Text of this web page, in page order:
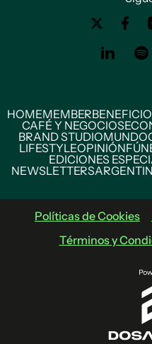
HOMEMEMBER
CAFÉ Y NEGOCIOS
BRAND STUDIOMUNDO
LIFESTYLEOPINIÓN
EDICIONES
NEWSLETTERS
Políticas de Cookies
Términos y